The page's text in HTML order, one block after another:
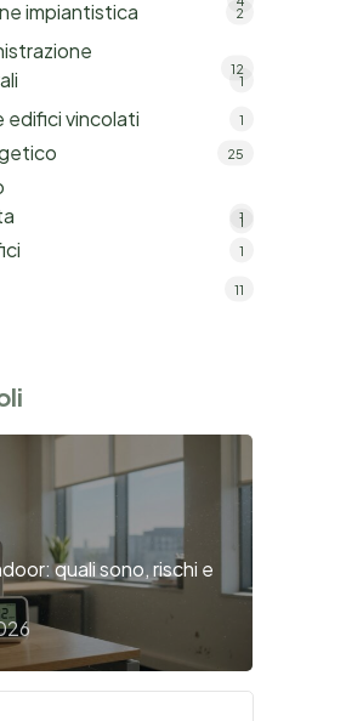
impiantistica 2
12
1
edifici vincolati 1
25
11
1
11
quali sono, rischi e